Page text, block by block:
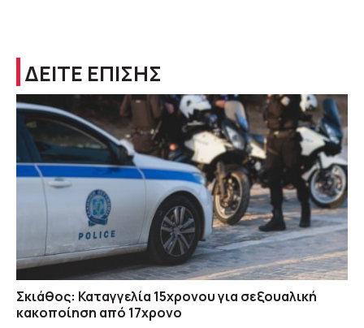
ΔΕΙΤΕ ΕΠΙΣΗΣ
Σκιάθος: Καταγγελία 15χρονου για σεξουαλική
κακοποίηση από 17χρονο